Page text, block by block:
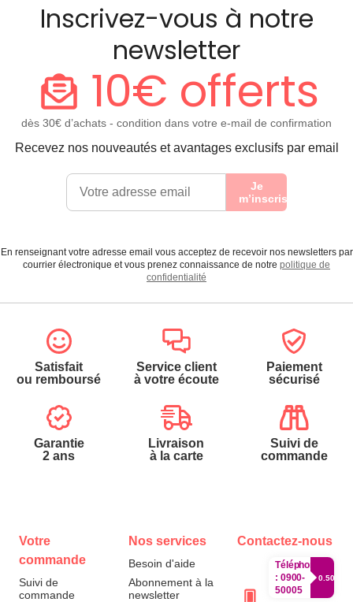
Inscrivez-vous à notre
newsletter
10€ offerts
dès 30€ d’achats - condition dans votre e-mail de confirmation
Recevez nos nouveautés et avantages exclusifs par email
Je
m’inscris
En renseignant votre adresse email vous acceptez de recevoir nos newsletters par
courrier électronique et vous prenez connaissance de notre politique de
confidentialité
Satisfait
ou remboursé
Service client
à votre écoute
Paiement
sécurisé
Garantie
2 ans
Livraison
à la carte
Suivi de
commande
Votre
commande
Suivi de
commande
Nos services
Besoin d'aide
Abonnement à la
newsletter
Contactez-nous
Téléphone
: 0900-
50005
0.50€/